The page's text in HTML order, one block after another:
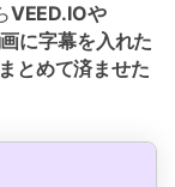
VEED.IOや
に字幕を入れた
とめて済ませた